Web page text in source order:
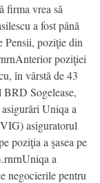
firma vrea să
a fost până
Pensii, poziţie din
poziţiei
în vârstă de 43
Sogelease,
Uniqa a
asiguratorul
poziţia a şasea pe
a
negocierile pentru